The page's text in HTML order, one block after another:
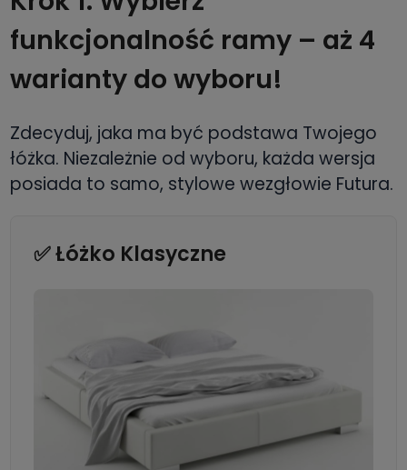
funkcjonalność ramy – aż 4
warianty do wyboru!
Zdecyduj, jaka ma być podstawa Twojego
łóżka. Niezależnie od wyboru, każda wersja
posiada to samo, stylowe wezgłowie Futura.
✅ Łóżko Klasyczne